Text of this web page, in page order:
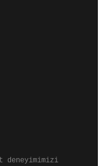
deneyimimizi